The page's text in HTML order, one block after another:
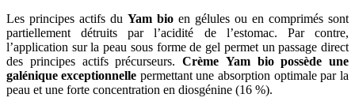
Les principes actifs du Yam bio en gélules ou en comprimés sont
partiellement détruits par l’acidité de l’estomac. Par contre,
l’application sur la peau sous forme de gel permet un passage direct
des principes actifs précurseurs. Crème Yam bio possède une
galénique exceptionnelle permettant une absorption optimale par la
peau et une forte concentration en diosgénine (16 %).